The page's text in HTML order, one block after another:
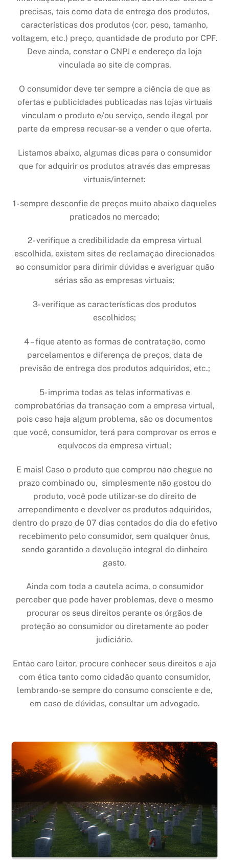
precisas, tais como data de entrega dos produtos,
características dos produtos (cor, peso, tamanho,
voltagem, etc.) preço, quantidade de produto por CPF.
Deve ainda, constar o CNPJ e endereço da loja
vinculada ao site de compras.
O consumidor deve ter sempre a ciência de que as
ofertas e publicidades publicadas nas lojas virtuais
vinculam o produto e/ou serviço, sendo ilegal por
parte da empresa recusar-se a vender o que oferta.
Listamos abaixo, algumas dicas para o consumidor
que for adquirir os produtos através das empresas
virtuais/internet:
1- sempre desconfie de preços muito abaixo daqueles
praticados no mercado;
2- verifique a credibilidade da empresa virtual
escolhida, existem sites de reclamação direcionados
ao consumidor para dirimir dúvidas e averiguar quão
sérias são as empresas virtuais;
3- verifique as características dos produtos
escolhidos;
4 – fique atento as formas de contratação, como
parcelamentos e diferença de preços, data de
previsão de entrega dos produtos adquiridos, etc.;
5- imprima todas as telas informativas e
comprobatórias da transação com a empresa virtual,
pois caso haja algum problema, são os documentos
que você, consumidor, terá para comprovar os erros e
equívocos da empresa virtual;
E mais! Caso o produto que comprou não chegue no
prazo combinado ou, simplesmente não gostou do
produto, você pode utilizar-se do direito de
arrependimento e devolver os produtos adquiridos,
dentro do prazo de 07 dias contados do dia do efetivo
recebimento pelo consumidor, sem qualquer ônus,
sendo garantido a devolução integral do dinheiro
gasto.
Ainda com toda a cautela acima, o consumidor
perceber que pode haver problemas, deve o mesmo
procurar os seus direitos perante os órgãos de
proteção ao consumidor ou diretamente ao poder
judiciário.
Então caro leitor, procure conhecer seus direitos e aja
com ética tanto como cidadão quanto consumidor,
lembrando-se sempre do consumo consciente e de,
em caso de dúvidas, consultar um advogado.